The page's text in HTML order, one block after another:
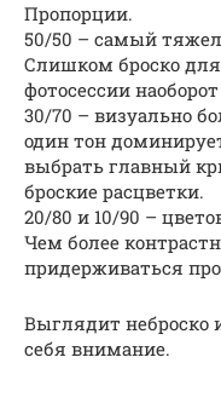
Пропорции.
50/50 – самый
Слишком броско
фотосессии
30/70 – визуально
один тон
выбрать главный
броские расцветки.
20/80 и 10/90 –
Чем более
придерживаться
Выглядит неброско
себя внимание.